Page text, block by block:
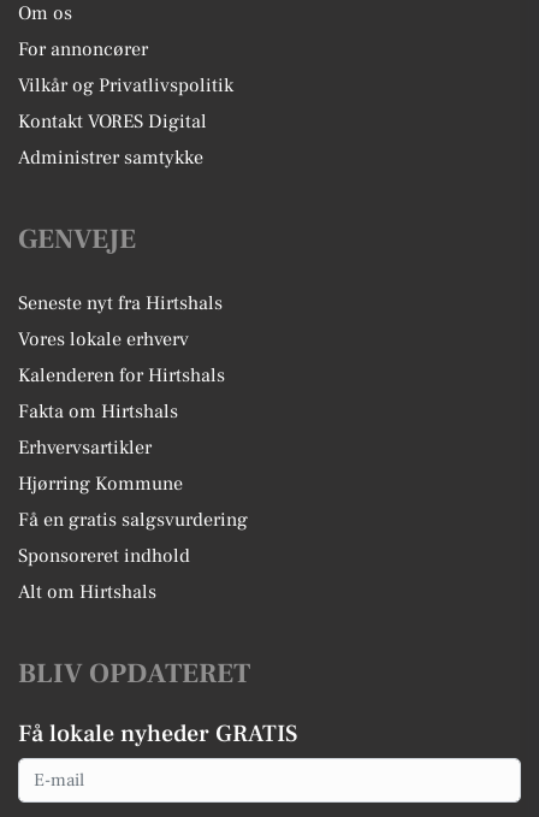
Om os
For annoncører
Vilkår og Privatlivspolitik
Kontakt VORES Digital
Administrer samtykke
GENVEJE
Seneste nyt fra Hirtshals
Vores lokale erhverv
Kalenderen for Hirtshals
Fakta om Hirtshals
Erhvervsartikler
Hjørring Kommune
Få en gratis salgsvurdering
Sponsoreret indhold
Alt om Hirtshals
BLIV OPDATERET
Få lokale nyheder GRATIS
Email